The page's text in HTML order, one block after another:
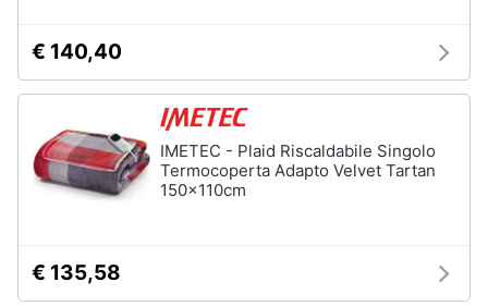
€ 140,40
IMETEC - Plaid Riscaldabile Singolo
Termocoperta Adapto Velvet Tartan
150x110cm
€ 135,58